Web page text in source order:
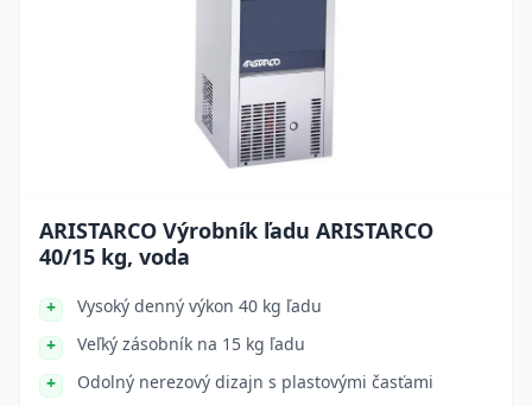
ARISTARCO Výrobník ľadu ARISTARCO
40/15 kg, voda
Vysoký denný výkon 40 kg ľadu
Veľký zásobník na 15 kg ľadu
Odolný nerezový dizajn s plastovými časťami